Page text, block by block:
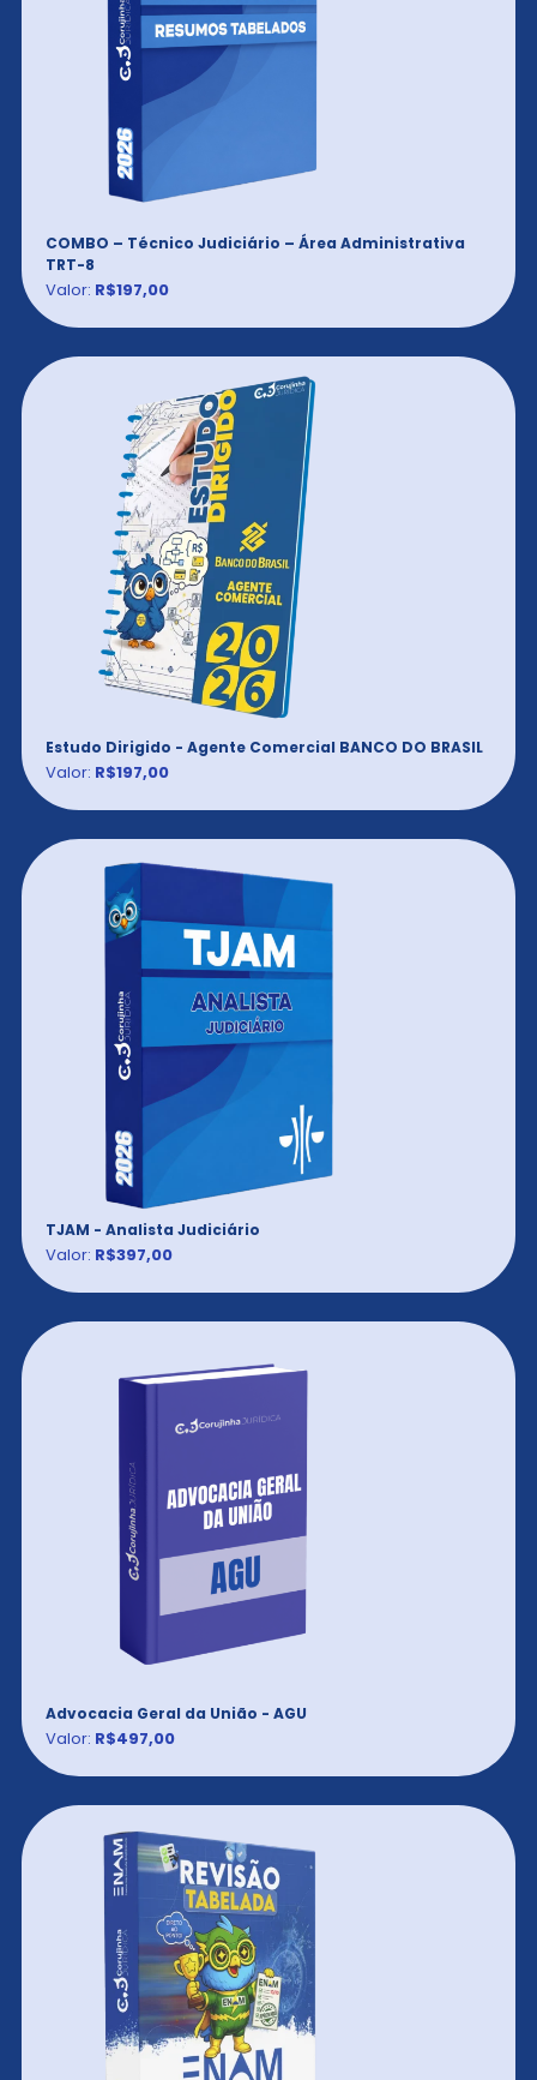
COMBO – Técnico Judiciário – Área Administrativa
TRT-8
Valor: R$197,00
Estudo Dirigido - Agente Comercial BANCO DO BRASIL
Valor: R$197,00
TJAM - Analista Judiciário
Valor: R$397,00
Advocacia Geral da União - AGU
Valor: R$497,00